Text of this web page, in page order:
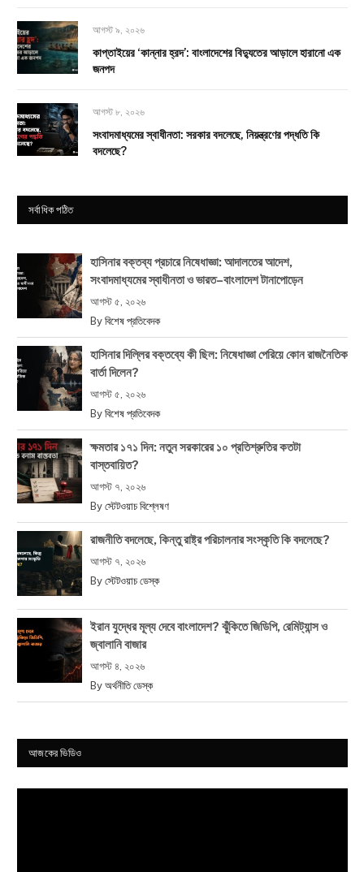
আগস্ট ৯, ২০২৬
কাপ্তাইয়ের ‘কান্নার হ্রদ’: বাংলাদেশের বিদ্যুতের আড়ালে হারানো এক
জনপদ
আগস্ট ৮, ২০২৬
সংবাদমাধ্যমের স্বাধীনতা: সরকার বদলেছে, নিয়ন্ত্রণের পদ্ধতি কি
বদলেছে?
সর্বাধিক পঠিত
হাসিনার বক্তব্য প্রচারে নিষেধাজ্ঞা: আদালতের আদেশ,
সংবাদমাধ্যমের স্বাধীনতা ও ভারত–বাংলাদেশ টানাপোড়েন
আগস্ট ৫, ২০২৬
By বিশেষ প্রতিবেদক
হাসিনার দিল্লির বক্তব্যে কী ছিল: নিষেধাজ্ঞা পেরিয়ে কোন রাজনৈতিক
বার্তা দিলেন?
আগস্ট ৫, ২০২৬
By বিশেষ প্রতিবেদক
ক্ষমতার ১৭১ দিন: নতুন সরকারের ১০ প্রতিশ্রুতির কতটা
বাস্তবায়িত?
আগস্ট ৭, ২০২৬
By স্টেটওয়াচ বিশ্লেষণ
রাজনীতি বদলেছে, কিন্তু রাষ্ট্র পরিচালনার সংস্কৃতি কি বদলেছে?
আগস্ট ৭, ২০২৬
By স্টেটওয়াচ ডেস্ক
ইরান যুদ্ধের মূল্য দেবে বাংলাদেশ? ঝুঁকিতে জিডিপি, রেমিট্যান্স ও
জ্বালানি বাজার
আগস্ট ৪, ২০২৬
By অর্থনীতি ডেস্ক
আজকের ভিডিও